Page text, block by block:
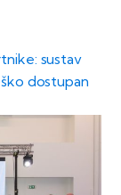
sustav
dostupan